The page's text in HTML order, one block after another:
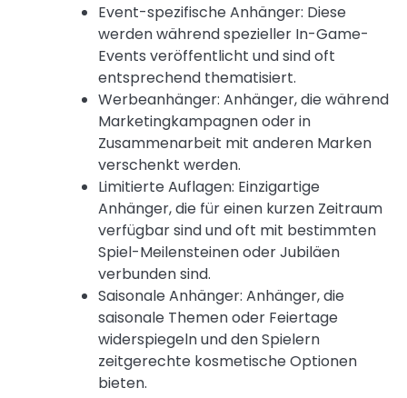
Event-spezifische Anhänger: Diese
werden während spezieller In-Game-
Events veröffentlicht und sind oft
entsprechend thematisiert.
Werbeanhänger: Anhänger, die während
Marketingkampagnen oder in
Zusammenarbeit mit anderen Marken
verschenkt werden.
Limitierte Auflagen: Einzigartige
Anhänger, die für einen kurzen Zeitraum
verfügbar sind und oft mit bestimmten
Spiel-Meilensteinen oder Jubiläen
verbunden sind.
Saisonale Anhänger: Anhänger, die
saisonale Themen oder Feiertage
widerspiegeln und den Spielern
zeitgerechte kosmetische Optionen
bieten.